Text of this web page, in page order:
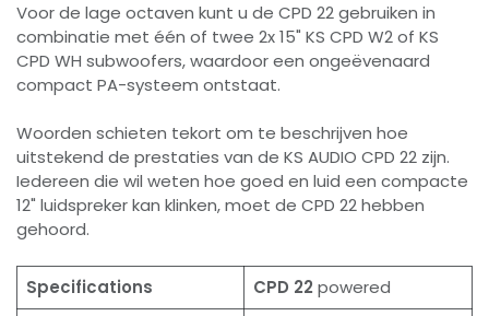
Voor de lage octaven kunt u de CPD 22 gebruiken in
combinatie met één of twee 2x 15" KS CPD W2 of KS
CPD WH subwoofers, waardoor een ongeëvenaard
compact PA-systeem ontstaat.
Woorden schieten tekort om te beschrijven hoe
uitstekend de prestaties van de KS AUDIO CPD 22 zijn.
Iedereen die wil weten hoe goed en luid een compacte
12" luidspreker kan klinken, moet de CPD 22 hebben
gehoord.
Specifications CPD 22powered